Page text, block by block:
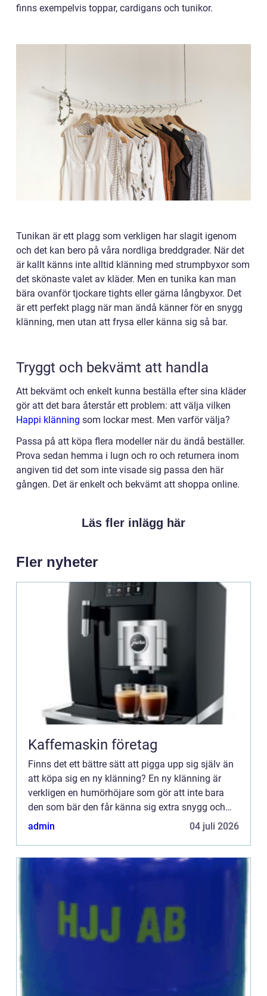
finns exempelvis toppar, cardigans och tunikor.
Tunikan är ett plagg som verkligen har slagit igenom
och det kan bero på våra nordliga breddgrader. När det
är kallt känns inte alltid klänning med strumpbyxor som
det skönaste valet av kläder. Men en tunika kan man
bära ovanför tjockare tights eller gärna långbyxor. Det
är ett perfekt plagg när man ändå känner för en snygg
klänning, men utan att frysa eller känna sig så bar.
Tryggt och bekvämt att handla
Att bekvämt och enkelt kunna beställa efter sina kläder
gör att det bara återstår ett problem: att välja vilken
Happi klänning som lockar mest. Men varför välja?
Passa på att köpa flera modeller när du ändå beställer.
Prova sedan hemma i lugn och ro och returnera inom
angiven tid det som inte visade sig passa den här
gången. Det är enkelt och bekvämt att shoppa online.
Läs fler inlägg här
Fler nyheter
Kaffemaskin företag
Finns det ett bättre sätt att pigga upp sig själv än
att köpa sig en ny klänning? En ny klänning är
verkligen en humörhöjare som gör att inte bara
den som bär den får känna sig extra snygg och
festlig, omgivningen blir också glad. En snygg
admin 04 juli 2026